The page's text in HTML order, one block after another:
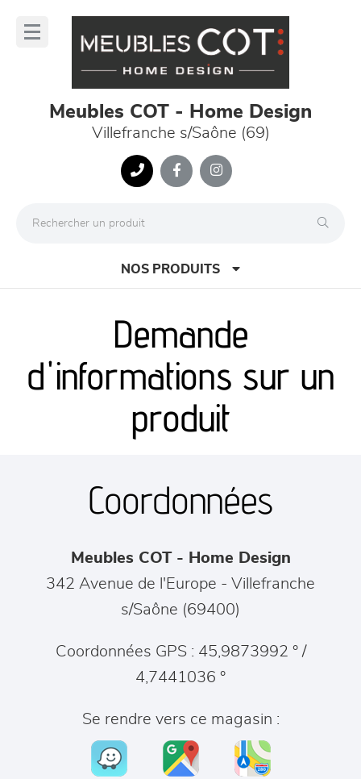
Meubles COT - Home Design
Villefranche s/Saône (69)
NOS PRODUITS
canapés et fauteuils
séjours
meubles de complément
chambres et dressing
décoration
Demande
d'informations sur un
produit
Coordonnées
Meubles COT - Home Design
342 Avenue de l'Europe - Villefranche
s/Saône (69400)
Coordonnées GPS : 45,9873992 ° /
4,7441036 °
Se rendre vers ce magasin :